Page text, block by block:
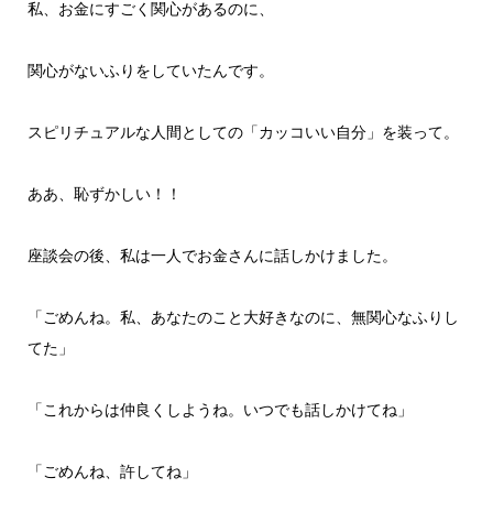
私、お金にすごく関心があるのに、
関心がないふりをしていたんです。
スピリチュアルな人間としての「カッコいい自分」を装って。
ああ、恥ずかしい！！
座談会の後、私は一人でお金さんに話しかけました。
「ごめんね。私、あなたのこと大好きなのに、無関心なふりし
てた」
「これからは仲良くしようね。いつでも話しかけてね」
「ごめんね、許してね」